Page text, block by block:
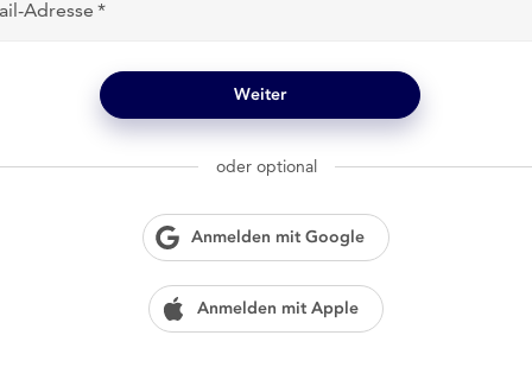
Adresse
Weiter
oder optional
Anmelden mit Google
Anmelden mit Apple